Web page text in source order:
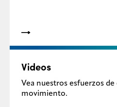
Videos
Vea nuestros esfuerzos
movimiento.